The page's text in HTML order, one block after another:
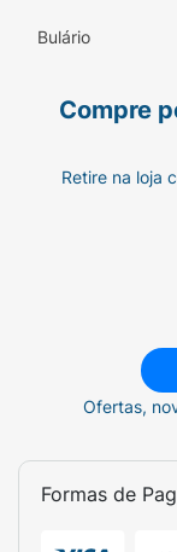
Bulário
Compre
Retire na loja
Ofertas,
Formas de